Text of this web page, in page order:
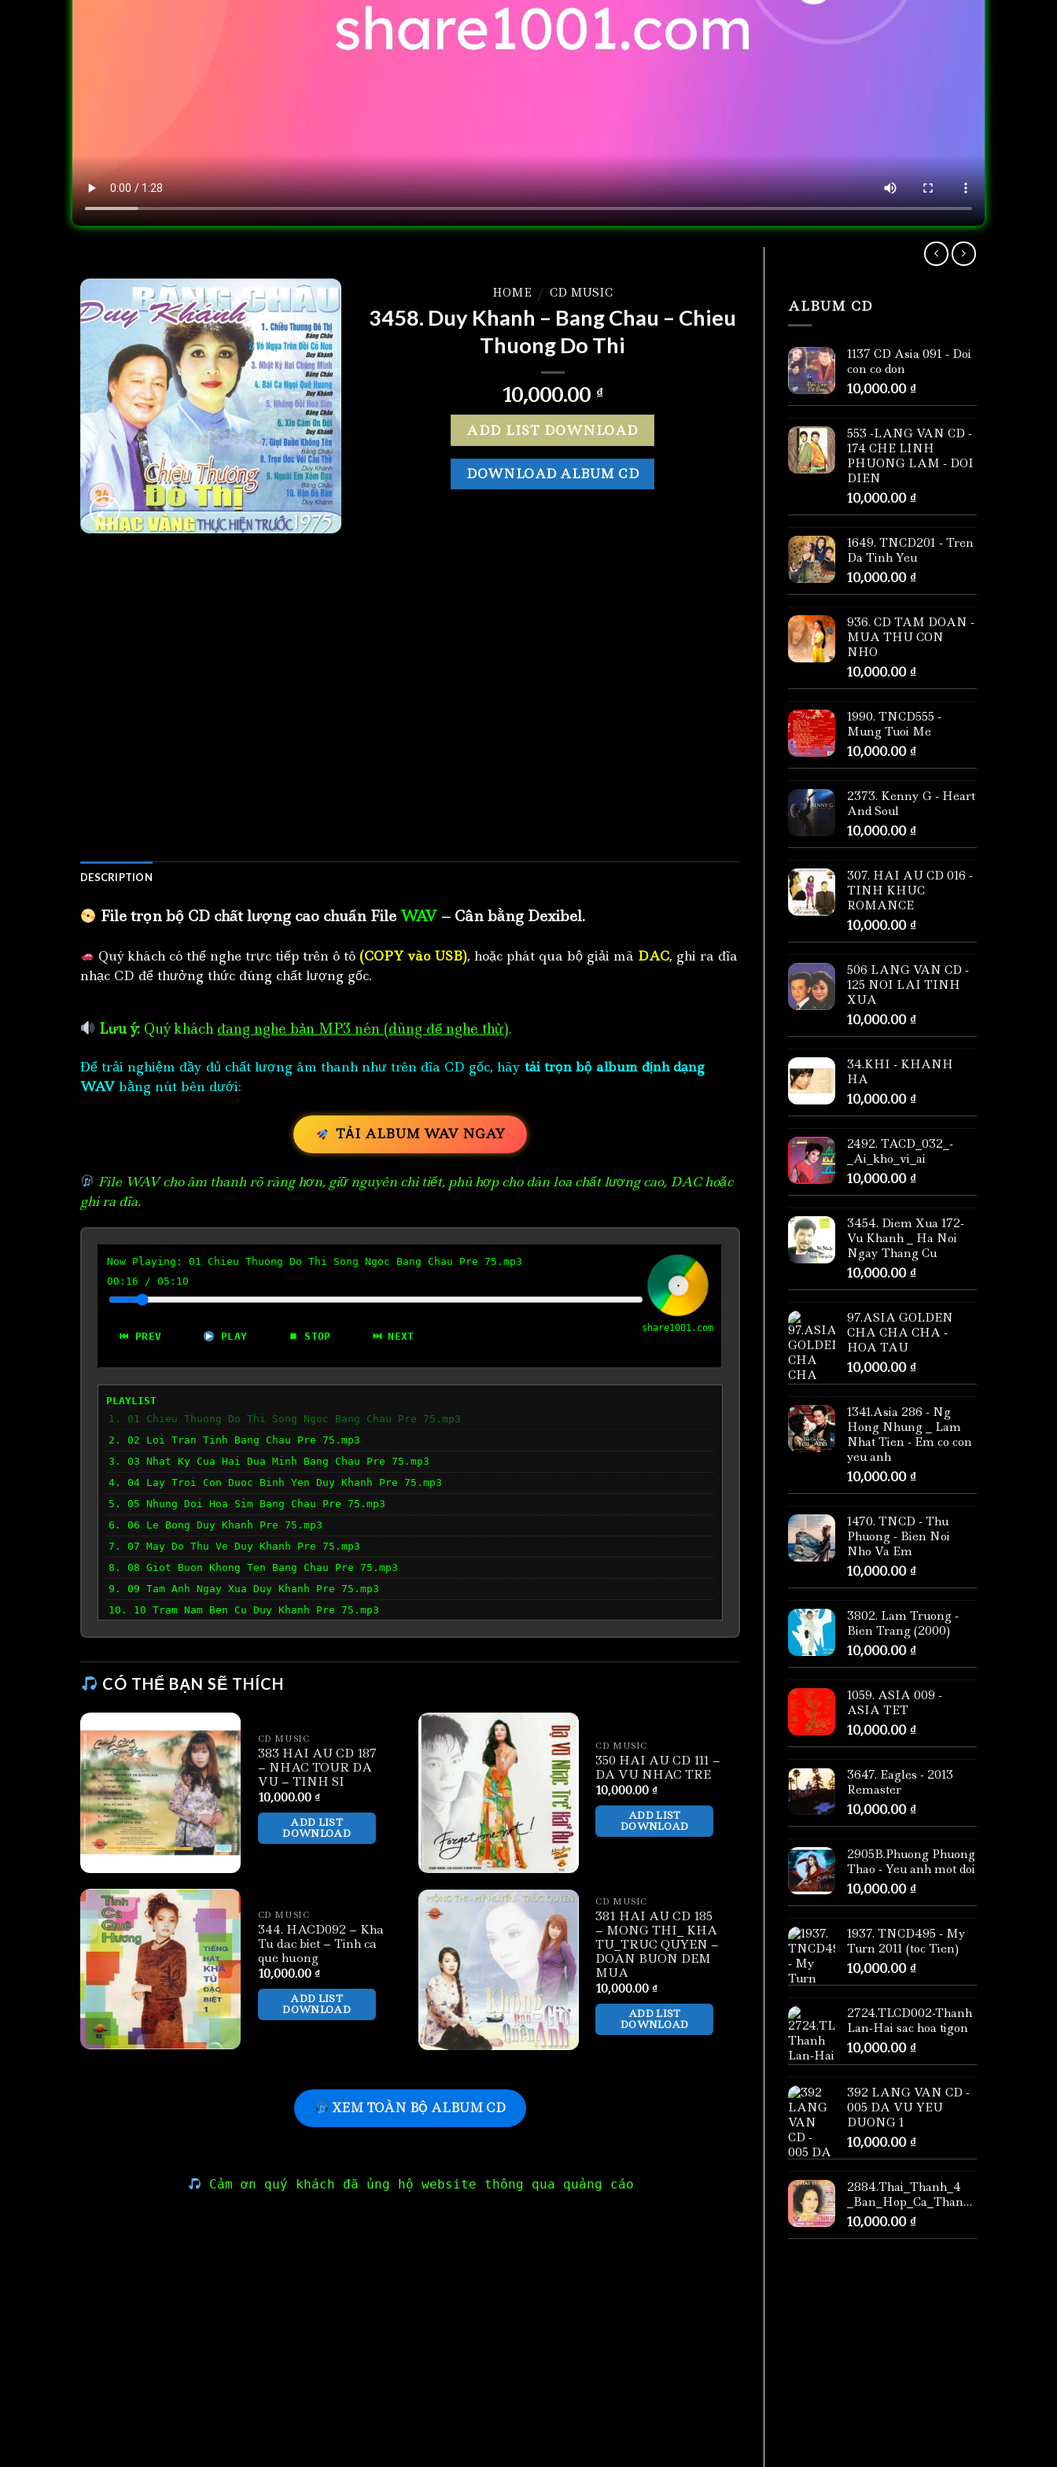
ALBUM CD
1137 CD Asia 091 - Doi
con co don
10,000.00 ₫
553 -LANG VAN CD -
174 CHE LINH
PHUONG LAM - DOI
DIEN
10,000.00 ₫
1649. TNCD201 - Tren
Da Tinh Yeu
10,000.00 ₫
936. CD TAM DOAN -
MUA THU CON
NHO
10,000.00 ₫
1990. TNCD555 -
Mung Tuoi Me
10,000.00 ₫
2373. Kenny G - Heart
And Soul
10,000.00 ₫
307. HAI AU CD 016 -
TINH KHUC
ROMANCE
10,000.00 ₫
506 LANG VAN CD -
125 NOI LAI TINH
XUA
10,000.00 ₫
34.KHI - KHANH
HA
10,000.00 ₫
2492. TACD_032_-
_Ai_kho_vi_ai
10,000.00 ₫
3454. Diem Xua 172-
Vu Khanh _ Ha Noi
Ngay Thang Cu
10,000.00 ₫
97.ASIA GOLDEN
CHA CHA CHA -
HOA TAU
10,000.00 ₫
1341.Asia 286 - Ng
Hong Nhung _ Lam
Nhat Tien - Em co con
yeu anh
10,000.00 ₫
1470. TNCD - Thu
Phuong - Bien Noi
Nho Va Em
10,000.00 ₫
3802. Lam Truong -
Bien Trang (2000)
10,000.00 ₫
1059. ASIA 009 -
ASIA TET
10,000.00 ₫
3647. Eagles - 2013
Remaster
10,000.00 ₫
2905B.Phuong Phuong
Thao - Yeu anh mot doi
10,000.00 ₫
1937. TNCD495 - My
Turn 2011 (toc Tien)
10,000.00 ₫
2724.TLCD002-Thanh
Lan-Hai sac hoa tigon
10,000.00 ₫
392 LANG VAN CD -
005 DA VU YEU
DUONG 1
10,000.00 ₫
2884.Thai_Thanh_4
_Ban_Hop_Ca_Thang_Long
10,000.00 ₫
HOME / CD MUSIC
3458. Duy Khanh – Bang Chau – Chieu
Thuong Do Thi
10,000.00 ₫
ADD LIST DOWNLOAD
DOWNLOAD ALBUM CD
DESCRIPTION
File trọn bộ CD chất lượng cao chuẩn File WAV– Cân bằng Dexibel.
Quý khách có thể nghe trực tiếp trên ô tô (COPY vào USB), hoặc phát qua bộ giải mã DAC, ghi ra đĩa
nhạc CD để thưởng thức đúng chất lượng gốc.
Lưu ý: Quý khách đang nghe bản MP3 nén (dùng để nghe thử).
Để trải nghiệm đầy đủ chất lượng âm thanh như trên đĩa CD gốc, hãy tải trọn bộ album định dạng
WAV bằng nút bên dưới:
TẢI ALBUM WAV NGAY
File WAV cho âm thanh rõ ràng hơn, giữ nguyên chi tiết, phù hợp cho dàn loa chất lượng cao, DAC hoặc
ghi ra đĩa.
Now Playing: 01 Chieu Thuong Do Thi Song Ngoc Bang Chau Pre 75.mp3
00:17 / 05:10
⏮ PREV PLAY ⏹ STOP ⏭ NEXT
share1001.com
PLAYLIST
1. 01 Chieu Thuong Do Thi Song Ngoc Bang Chau Pre 75.mp3
2. 02 Loi Tran Tinh Bang Chau Pre 75.mp3
3. 03 Nhat Ky Cua Hai Dua Minh Bang Chau Pre 75.mp3
4. 04 Lay Troi Con Duoc Binh Yen Duy Khanh Pre 75.mp3
5. 05 Nhung Doi Hoa Sim Bang Chau Pre 75.mp3
6. 06 Le Bong Duy Khanh Pre 75.mp3
7. 07 May Do Thu Ve Duy Khanh Pre 75.mp3
8. 08 Giot Buon Khong Ten Bang Chau Pre 75.mp3
9. 09 Tam Anh Ngay Xua Duy Khanh Pre 75.mp3
10. 10 Tram Nam Ben Cu Duy Khanh Pre 75.mp3
CÓ THỂ BẠN SẼ THÍCH
CD MUSIC
383 HAI AU CD 187
– NHAC TOUR DA
VU – TINH SI
10,000.00 ₫
ADD LIST
DOWNLOAD
CD MUSIC
350 HAI AU CD 111 –
DA VU NHAC TRE
10,000.00₫
ADD LIST
DOWNLOAD
CD MUSIC
344. HACD092 – Kha
Tu dac biet – Tinh ca
que huong
10,000.00 ₫
ADD LIST
DOWNLOAD
CD MUSIC
381 HAI AU CD 185
– MONG THI_ KHA
TU_TRUC QUYEN –
DOAN BUON DEM
MUA
10,000.00₫
ADD LIST
DOWNLOAD
XEM TOÀN BỘ ALBUM CD
Cảm ơn quý khách đã ủng hộ website thông qua quảng cáo